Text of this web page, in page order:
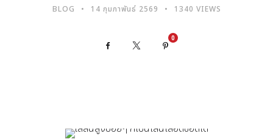
14 กุมภาพันธ์ 2569
BLOG 1340 VIEWS
Facebook
0